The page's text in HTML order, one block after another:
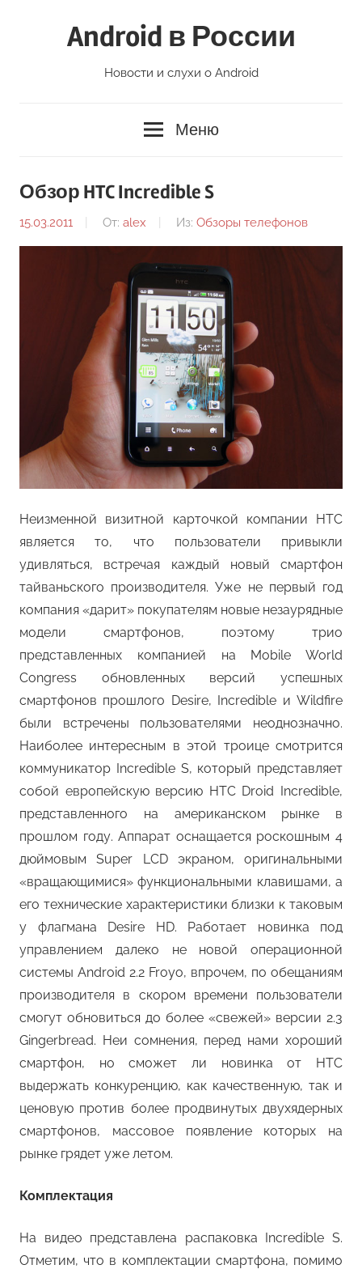
Android в России
Новости и слухи о Android
Меню
Обзор HTC Incredible S
15.03.2011 От: alex Из: Обзоры телефонов
Неизменной визитной карточкой компании HTC
является то, что пользователи привыкли
удивляться, встречая каждый новый смартфон
тайваньского производителя. Уже не первый год
компания «дарит» покупателям новые незаурядные
модели смартфонов, поэтому трио
представленных компанией на Mobile World
Congress обновленных версий успешных
смартфонов прошлого Desire, Incredible и Wildfire
были встречены пользователями неоднозначно.
Наиболее интересным в этой троице смотрится
коммуникатор Incredible S, который представляет
собой европейскую версию HTC Droid Incredible,
представленного на американском рынке в
прошлом году. Аппарат оснащается роскошным 4
дюймовым Super LCD экраном, оригинальными
«вращающимися» функциональными клавишами, а
его технические характеристики близки к таковым
у флагмана Desire HD. Работает новинка под
управлением далеко не новой операционной
системы Android 2.2 Froyo, впрочем, по обещаниям
производителя в скором времени пользователи
смогут обновиться до более «свежей» версии 2.3
Gingerbread. Неи сомнения, перед нами хороший
смартфон, но сможет ли новинка от HTC
выдержать конкуренцию, как качественную, так и
ценовую против более продвинутых двухядерных
смартфонов, массовое появление которых на
рынке грядет уже летом.
Комплектация
На видео представлена распаковка Incredible S.
Отметим, что в комплектации смартфона, помимо